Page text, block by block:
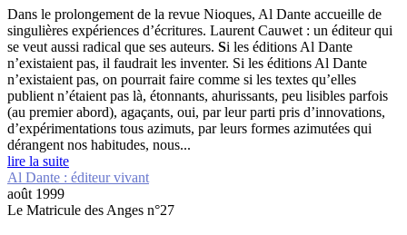
Dans le prolongement de la revue Nioques, Al Dante accueille de
singulières expériences d’écritures. Laurent Cauwet : un éditeur qui
se veut aussi radical que ses auteurs. Si les éditions Al Dante
n’existaient pas, il faudrait les inventer. Si les éditions Al Dante
n’existaient pas, on pourrait faire comme si les textes qu’elles
publient n’étaient pas là, étonnants, ahurissants, peu lisibles parfois
(au premier abord), agaçants, oui, par leur parti pris d’innovations,
d’expérimentations tous azimuts, par leurs formes azimutées qui
dérangent nos habitudes, nous...
lire la suite
Al Dante : éditeur vivant
août 1999
Le Matricule des Anges n°27